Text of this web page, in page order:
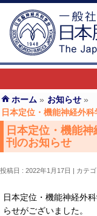
ホーム » お知らせ »
日本定位・機能神経外
日本定位・機能
刊のお知らせ
投稿日 : 2022年1月17日 カテ
日本定位・機能神経外
らせがございました。